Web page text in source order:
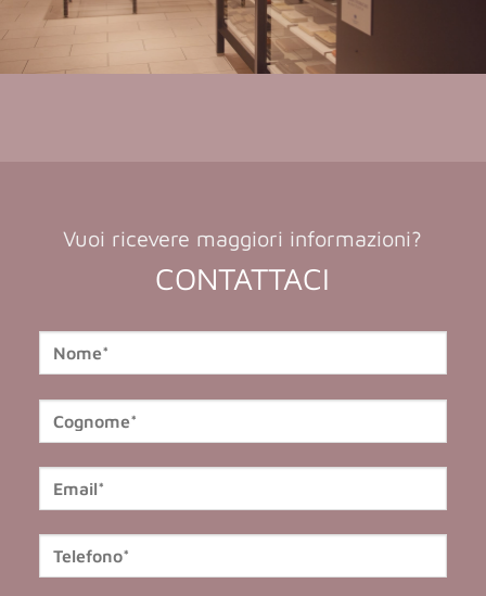
Vuoi ricevere maggiori informazioni?
CONTATTACI